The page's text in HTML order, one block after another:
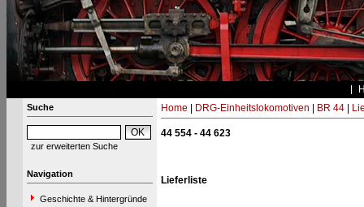
Suche
zur erweiterten Suche
Navigation
Geschichte & Hintergründe
Home DRG-Einheitslokomotiven BR 44|
44 554 - 44 623
Lieferliste